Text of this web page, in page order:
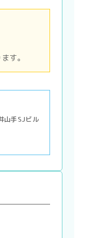
す。
山手SJビル